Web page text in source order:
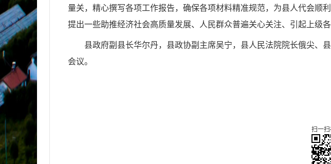
量关，精心撰写各项工作报告，确保各项材料精准规范，为县人代会顺
提出一些助推经济社会高质量发展、人民群众普遍关心关注、引起上级
县政府副县长华尔丹，县政协副主席吴宁，县人民法院院长俄尖、
会议。
扫一